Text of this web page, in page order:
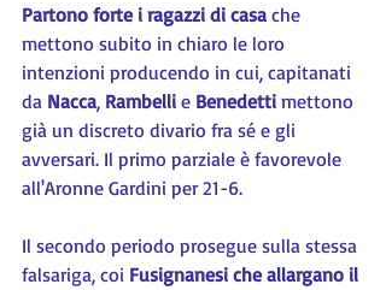
Partono forte i ragazzi di casa che
mettono subito in chiaro le loro
intenzioni producendo in cui, capitanati
da Nacca, Rambelli e Benedetti mettono
già un discreto divario fra sé e gli
avversari. Il primo parziale è favorevole
all'Aronne Gardini per 21-6.
Il secondo periodo prosegue sulla stessa
falsariga, coi Fusignanesi che allargano il